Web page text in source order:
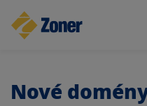
Nové